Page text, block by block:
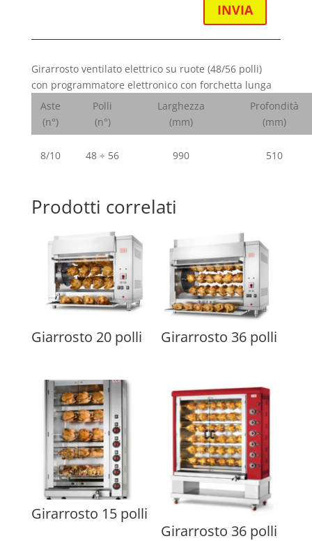
INVIA
Girarrosto ventilato elettrico su ruote (48/56 polli)
con programmatore elettronico con forchetta lunga
Aste
(n°)
Polli
(n°)
Larghezza
(mm)
Profondità
(mm)
8/10 48 ÷ 56 990 510
Prodotti correlati
Giarrosto 20 polli Girarrosto 36 polli
Girarrosto 15 polli
Girarrosto 36 polli